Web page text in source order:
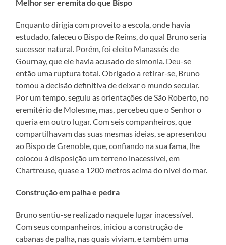
Melhor ser eremita do que Bispo
Enquanto dirigia com proveito a escola, onde havia
estudado, faleceu o Bispo de Reims, do qual Bruno seria
sucessor natural. Porém, foi eleito Manassés de
Gournay, que ele havia acusado de simonia. Deu-se
então uma ruptura total. Obrigado a retirar-se, Bruno
tomou a decisão definitiva de deixar o mundo secular.
Por um tempo, seguiu as orientações de São Roberto, no
eremitério de Molesme, mas, percebeu que o Senhor o
queria em outro lugar. Com seis companheiros, que
compartilhavam das suas mesmas ideias, se apresentou
ao Bispo de Grenoble, que, confiando na sua fama, lhe
colocou à disposição um terreno inacessível, em
Chartreuse, quase a 1200 metros acima do nível do mar.
Construção em palha e pedra
Bruno sentiu-se realizado naquele lugar inacessível.
Com seus companheiros, iniciou a construção de
cabanas de palha, nas quais viviam, e também uma